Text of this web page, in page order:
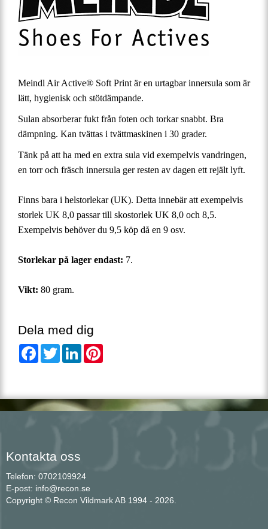
Meindl Air Active® Soft Print är en urtagbar innersula som är
lätt, hygienisk och stötdämpande.
Sulan absorberar fukt från foten och torkar snabbt. Bra
dämpning. Kan tvättas i tvättmaskinen i 30 grader.
Tänk på att ha med en extra sula vid exempelvis vandringen,
en torr och fräsch innersula ger resten av dagen ett rejält lyft.
Finns bara i helstorlekar (UK). Detta innebär att exempelvis
storlek UK 8,0 passar till skostorlek UK 8,0 och 8,5.
Exempelvis behöver du 9,5 köp då en 9 osv.
Storlekar på lager endast: 7.
Vikt: 80 gram.
Dela med dig
FacebookTwitterLinkedIn
Kontakta oss
Telefon: 0702109924
E-post: info@recon.se
Copyright © Recon Vildmark AB 1994 - 2026.